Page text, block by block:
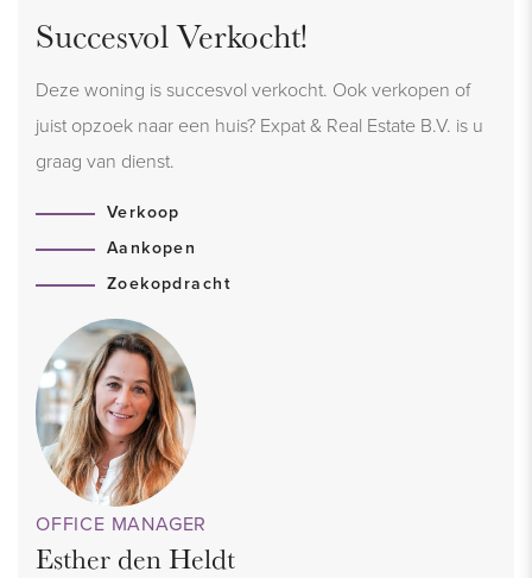
Succesvol Verkocht!
Deze woning is succesvol verkocht. Ook verkopen of
juist opzoek naar een huis? Expat & Real Estate B.V. is u
graag van dienst.
Verkoop
Aankopen
Zoekopdracht
OFFICE MANAGER
Esther den Heldt